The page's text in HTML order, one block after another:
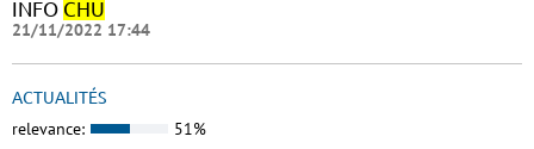
INFO CHU
21/11/2022 17:44
ACTUALITÉS
relevance: 51%